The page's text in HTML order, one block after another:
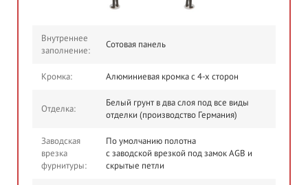
Внутреннее
заполнение:
Сотовая панель
Кромка: Алюминиевая кромка с 4-х сторон
Отделка:
Белый грунт в два слоя под все виды
отделки (производство Германия)
Заводская
врезка
фурнитуры:
По умолчанию полотна
с заводской врезкой под замок AGB и
скрытые петли